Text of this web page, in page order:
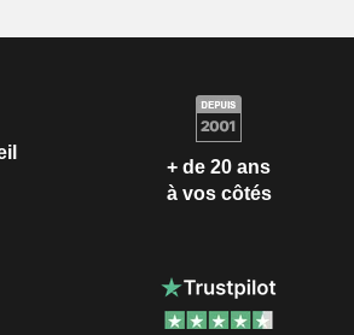
+ de 20 ans
à vos côtés